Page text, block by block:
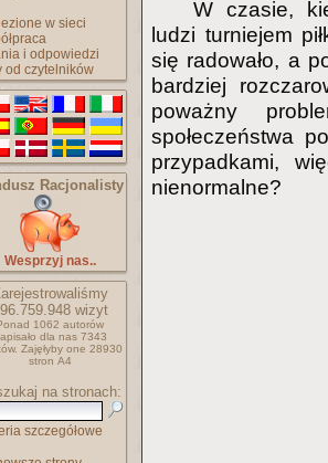
w sieci
i odpowiedzi
od czytelników
Racjonalisty
Wesprzyj nas..
wizyt
1062 autorów
dla nas 7343
Zajęłyby one 28930
stron A4
na stronach:
szczegółowe
W czasie,
ludzi turniejem
się radowało, a
bardziej
poważny
społeczeństwa
przypadkami,
nienormalne?